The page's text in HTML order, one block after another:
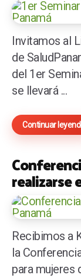
Invitamos al
de
del 1er
se llevará ...
Continuar
realizarse
Recibimos a
la
para mujeres